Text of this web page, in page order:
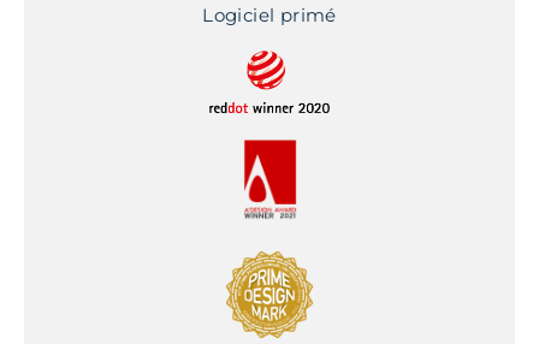
Logiciel primé